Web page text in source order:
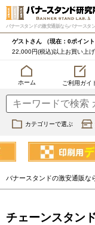
バナースタンドの激安通販ならバナースタ
ゲストさん （現在：0ポイント
22,000円(税込)以上お買い上
ホーム ご利用ガイ
カテゴリーで選ぶ
バナースタンドの激安通販な
チェーンスタン